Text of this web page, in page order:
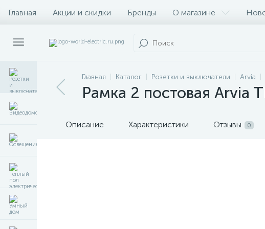
Главная Акции и скидки Бренды О магазине
Главная Каталог Розетки и выключатели Arvia
Рамка 2 постовая Arvia
Описание Характеристики Отзывы 0